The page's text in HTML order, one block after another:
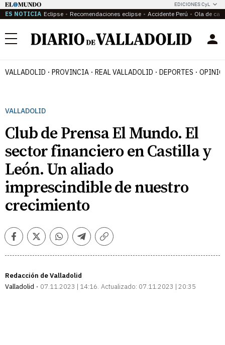
EDICIONES CyL
ES NOTICIA Eclipse Recomendaciones eclipse Accidente Perú Ola de
Menú
VALLADOLID PROVINCIA REAL VALLADOLID DEPORTES
VALLADOLID
Club de Prensa El Mundo. El
sector financiero en Castilla y
León. Un aliado
imprescindible de nuestro
crecimiento
FacebookTwitterWhatsappTelegramCopiar
Redacción de Valladolid
Valladolid
07.11.2023 | 14:16 Actualizado: 07.11.2023 | 20:35